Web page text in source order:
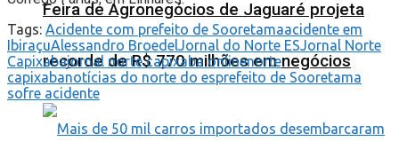
Feira de Agronegócios de Jaguaré projeta
recorde de R$ 770 milhões em negócios
Tags: Acidente com prefeito de Sooretamaacidente em
IbiraçuAlessandro BroedelJornal do Norte ESJornal Norte
Capixabajornal norte capixaba onlinenorte
capixabanotícias do norte do esprefeito de Sooretama
sofre acidente